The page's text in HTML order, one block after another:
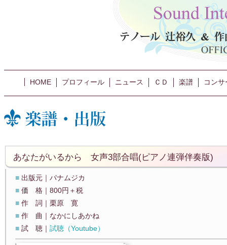
HOME プロフィール ニュース ＣＤ 楽譜 コン
あなたがいるから 女声3部合唱(ピアノ連弾伴奏版)
■ 出版元｜パナムジカ
■ 価 格｜800円＋税
■ 作 詞｜栗原 寛
■ 作 曲｜なかにしあかね
■ 試 聴｜ 試聴（Youtube）